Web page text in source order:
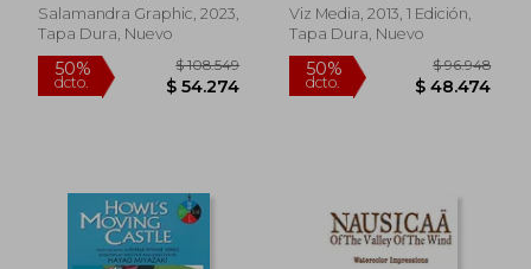
Salamandra Graphic, 2023,
Tapa Dura, Nuevo
Viz Media, 2013, 1 Edición,
Tapa Dura, Nuevo